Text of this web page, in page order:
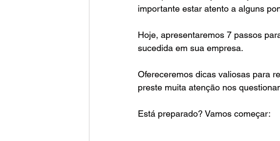
importante estar atento a alguns
Hoje, apresentaremos 7 passos
sucedida em sua empresa.
Ofereceremos dicas valiosas para
preste muita atenção nos
Está preparado? Vamos começar: